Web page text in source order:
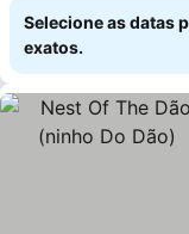
Selecione as datas
exatos.